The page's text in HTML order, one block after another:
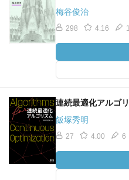
梅谷俊治
298 4.16
連続最適化アルゴ
飯塚秀明
27 4.00 6